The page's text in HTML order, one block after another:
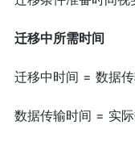
迁移中所需时间
迁移中时间 = 数据
数据传输时间 = 实